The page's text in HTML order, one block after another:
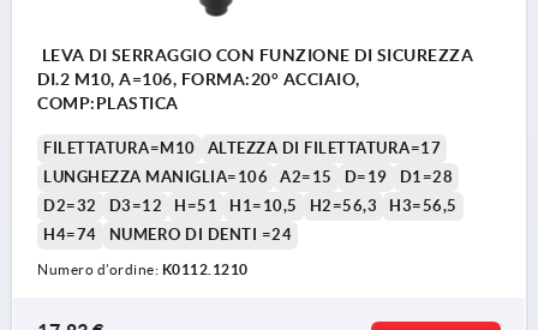
LEVA DI SERRAGGIO CON FUNZIONE DI SICUREZZA
DI.2 M10, A=106, FORMA:20° ACCIAIO,
COMP:PLASTICA
FILETTATURA=M10
ALTEZZA DI FILETTATURA=17
LUNGHEZZA MANIGLIA=106
A2=15 D=19
D1=28
D2=32
D3=12 H=51 H1=10,5 H2=56,3
H3=56,5
H4=74
NUMERO DI DENTI =24
Numero d’ordine: K0112.1210